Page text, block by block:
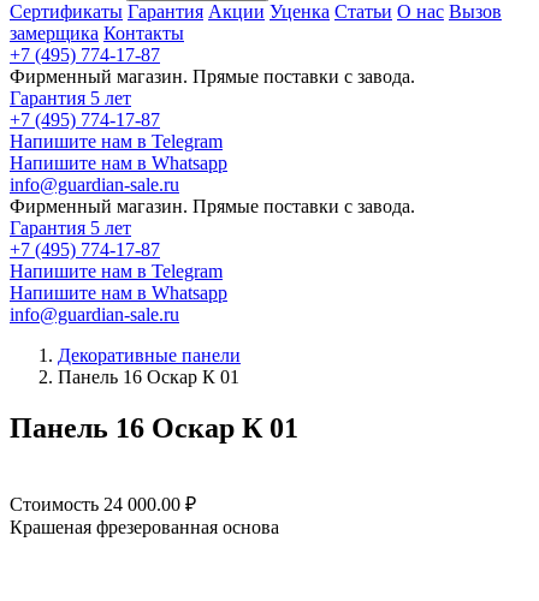
Сертификаты Гарантия Акции Уценка Статьи О нас Вызов
замерщика Контакты
+7 (495) 774-17-87
Фирменный магазин. Прямые поставки с завода.
Гарантия 5 лет
+7 (495) 774-17-87
Напишите нам в Telegram
Напишите нам в Whatsapp
info@guardian-sale.ru
Фирменный магазин. Прямые поставки с завода.
Гарантия 5 лет
+7 (495) 774-17-87
Напишите нам в Telegram
Напишите нам в Whatsapp
info@guardian-sale.ru
Декоративные панели
Панель 16 Оскар К 01
Панель 16 Оскар К 01
Стоимость 24 000.00 ₽
Крашеная фрезерованная основа